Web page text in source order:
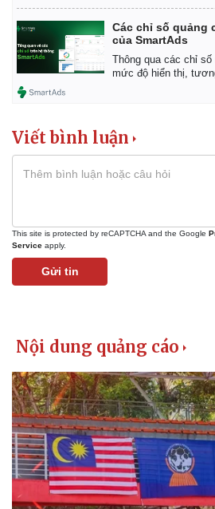
Các chỉ số quảng
của SmartAds
Thông qua các chỉ
mức độ hiển thị,
Viết bình luận
This site is protected by reCAPTCHA and the Google
Service apply.
Gửi tin